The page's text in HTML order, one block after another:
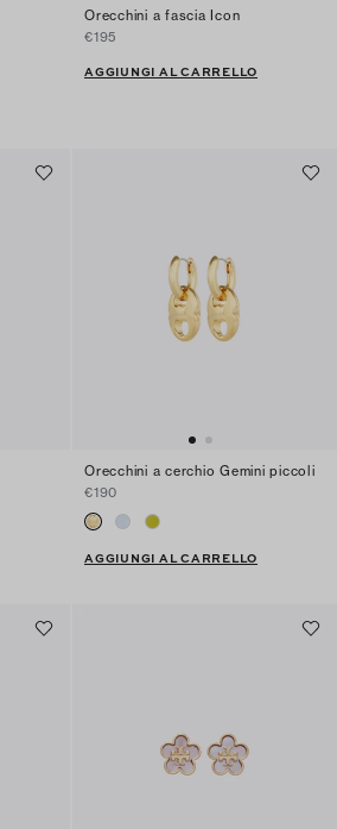
Orecchini a fascia Icon
€195
AGGIUNGI AL CARRELLO
Orecchini a cerchio Gemini piccoli
€190
AGGIUNGI AL CARRELLO